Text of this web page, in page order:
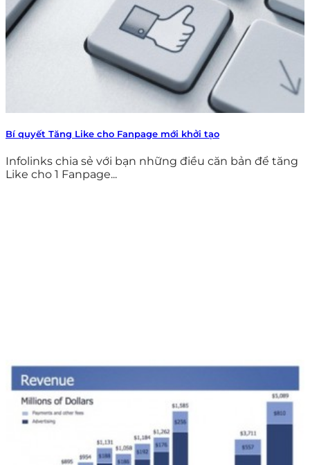
Bí quyết Tăng Like cho Fanpage mới khởi tạo
Infolinks chia sẻ với bạn những điều căn bản để tăng
Like cho 1 Fanpage...